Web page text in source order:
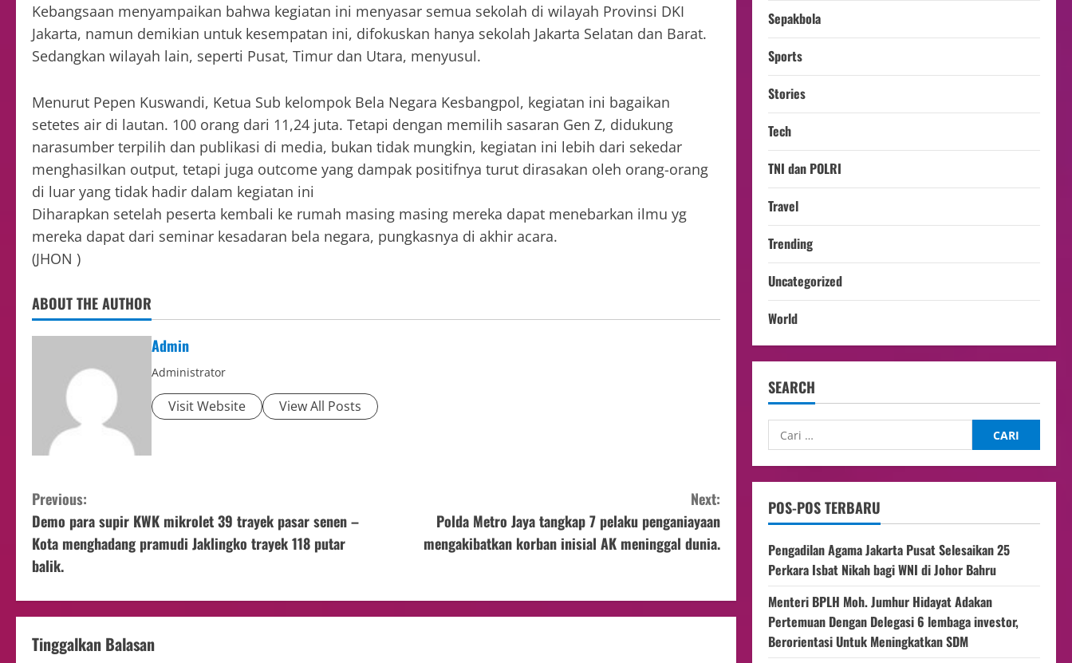
Kebangsaan menyampaikan bahwa kegiatan ini menyasar semua sekolah di wilayah Provinsi DKI
Jakarta, namun demikian untuk kesempatan ini, difokuskan hanya sekolah Jakarta Selatan dan Barat.
Sedangkan wilayah lain, seperti Pusat, Timur dan Utara, menyusul.
Menurut Pepen Kuswandi, Ketua Sub kelompok Bela Negara Kesbangpol, kegiatan ini bagaikan
setetes air di lautan. 100 orang dari 11,24 juta. Tetapi dengan memilih sasaran Gen Z, didukung
narasumber terpilih dan publikasi di media, bukan tidak mungkin, kegiatan ini lebih dari sekedar
menghasilkan output, tetapi juga outcome yang dampak positifnya turut dirasakan oleh orang-orang
di luar yang tidak hadir dalam kegiatan ini
Diharapkan setelah peserta kembali ke rumah masing masing mereka dapat menebarkan ilmu yg
mereka dapat dari seminar kesadaran bela negara, pungkasnya di akhir acara.
(JHON )
ABOUT THE AUTHOR
Admin
Administrator
Visit Website View All Posts
Previous:
Demo para supir KWK mikrolet 39 trayek pasar senen –
Kota menghadang pramudi Jaklingko trayek 118 putar
balik.
Next:
Polda Metro Jaya tangkap 7 pelaku penganiayaan
mengakibatkan korban inisial AK meninggal dunia.
Tinggalkan Balasan
Sepakbola
Sports
Stories
Tech
TNI dan POLRI
Travel
Trending
Uncategorized
World
SEARCH
POS-POS TERBARU
Pengadilan Agama Jakarta Pusat Selesaikan 25
Perkara Isbat Nikah bagi WNI di Johor Bahru
Menteri BPLH Moh. Jumhur Hidayat Adakan
Pertemuan Dengan Delegasi 6 lembaga investor,
Berorientasi Untuk Meningkatkan SDM